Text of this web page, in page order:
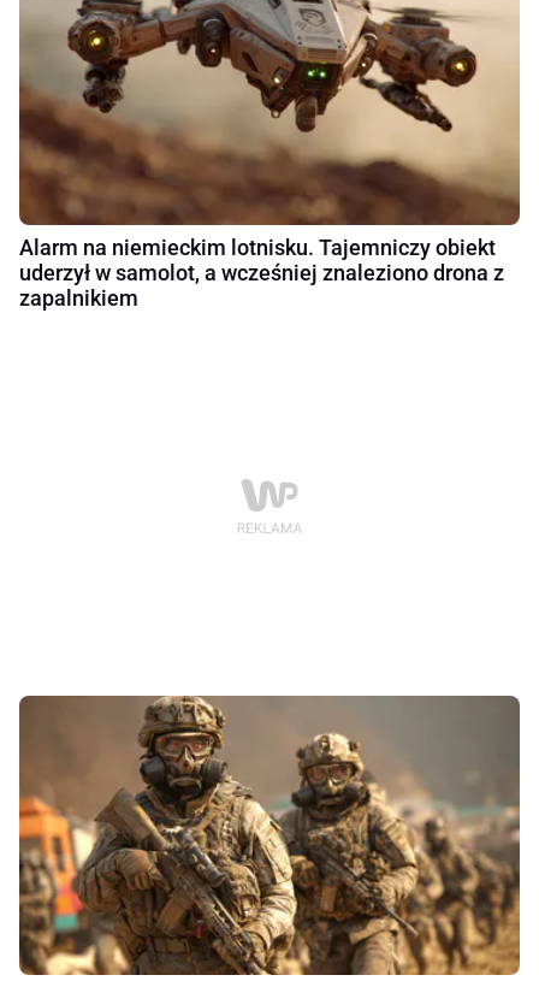
Alarm na niemieckim lotnisku. Tajemniczy obiekt
uderzył w samolot, a wcześniej znaleziono drona z
zapalnikiem